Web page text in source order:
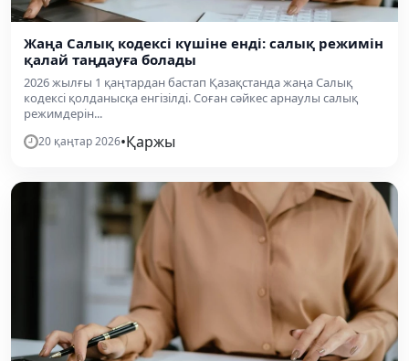
Жаңа Салық кодексі күшіне енді: салық режимін
қалай таңдауға болады
2026 жылғы 1 қаңтардан бастап Қазақстанда жаңа Салық
кодексі қолданысқа енгізілді. Соған сәйкес арнаулы салық
режимдерін...
20 қаңтар 2026•Қаржы